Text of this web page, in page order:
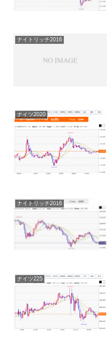
ナイトリッチ2016
ナイツ2020
ナイトリッチ2016
ナイツ225